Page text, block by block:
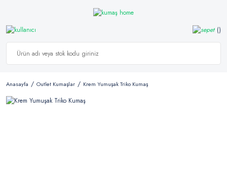
Anasayfa Outlet Kumaşlar Krem Yumuşak Triko Kumaş